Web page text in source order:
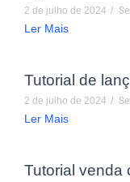
2 de julho de 2024 /
Ler Mais
Tutorial de
2 de julho de 2024 /
Ler Mais
Tutorial venda